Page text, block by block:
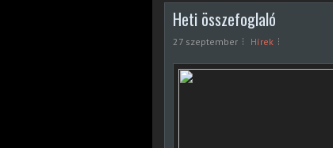
Heti összefoglaló
27 szeptember Hírek